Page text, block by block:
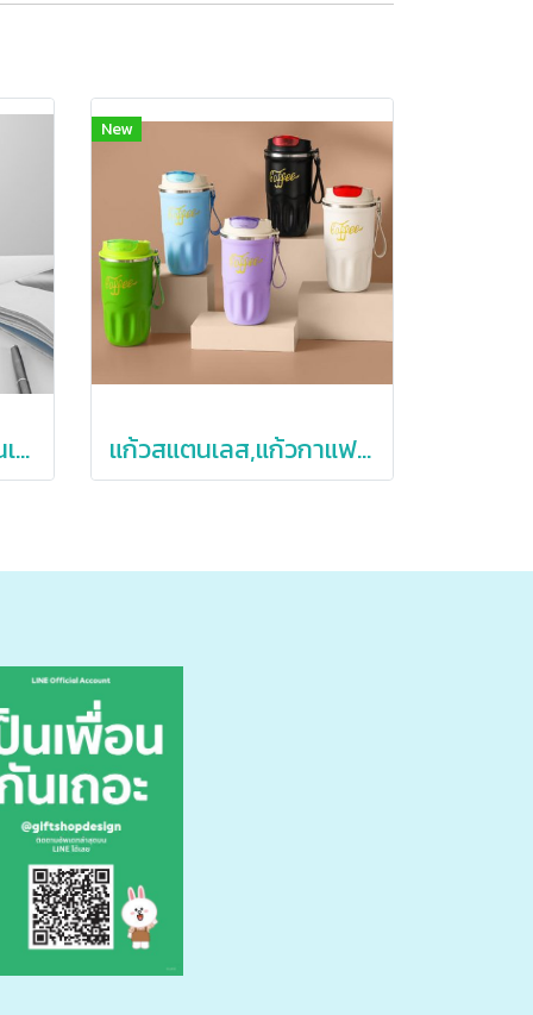
แก้วปัดไม่ล้ม,แก้วสแตนเลสผลักไม่ล้ม,แก้วใส่รูปได้
New
แก้วสแตนเลส,แก้วกาแฟสแตนเลส,316,แก้วสแตนเลสพร้อมสายคล้อง,380,510ml